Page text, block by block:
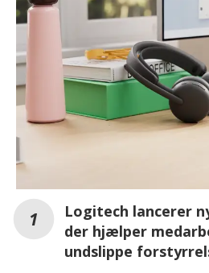
Logitech lancerer
der hjælper
undslippe